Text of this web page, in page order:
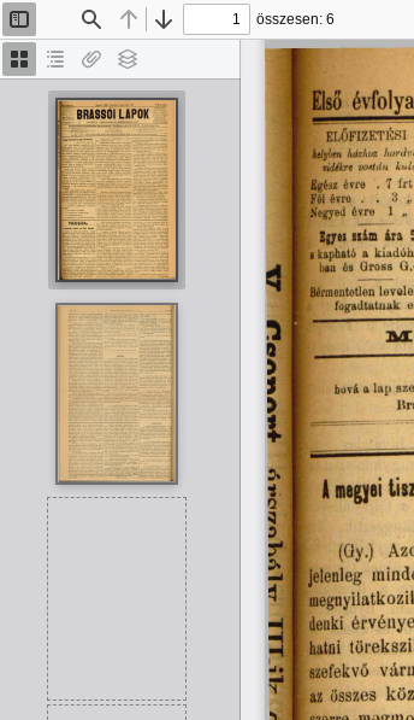
Bélyegképek
Dokumentumvázlat
Van
Rétegek
Oldalsáv
be/ki
KeresésElőzőTovább
összesen: 6